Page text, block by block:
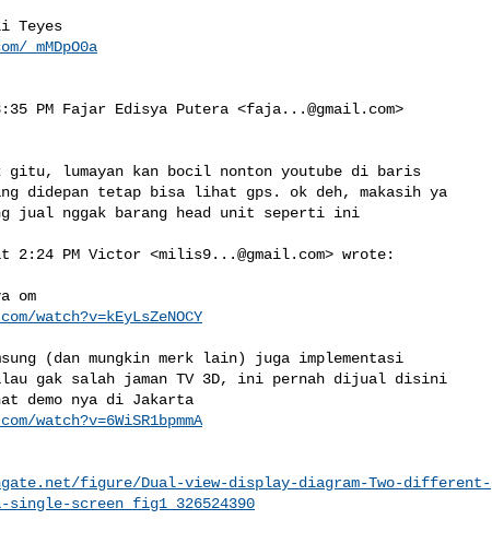
Teyes
PM Fajar Edisya Putera <faja...@gmail.com>
lumayan kan bocil nonton youtube di baris
didepan tetap bisa lihat gps. ok deh, makasih ya
jual nggak barang head unit seperti ini
2:24 PM Victor <milis9...@gmail.com> wrote:
om
watch?v=kEyLsZeNOCY
(dan mungkin merk lain) juga implementasi
gak salah jaman TV 3D, ini pernah dijual disini
demo nya di Jakarta
watch?v=6WiSR1bpmmA
figure/Dual-view-display-diagram-Two-different-
screen_fig1_326524390